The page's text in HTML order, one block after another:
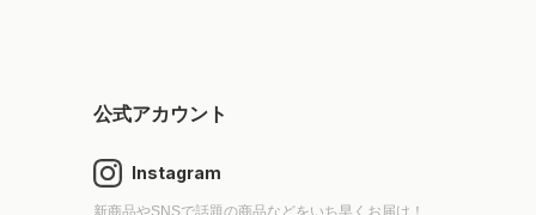
公式アカウント
Instagram
新商品やSNSで話題の商品などをいち早くお届け！